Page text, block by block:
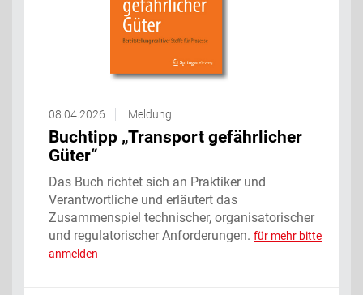
08.04.2026 Meldung
Buchtipp „Transport gefährlicher
Güter“
Das Buch richtet sich an Praktiker und
Verantwortliche und erläutert das
Zusammenspiel technischer, organisatorischer
und regulatorischer Anforderungen. für mehr bitte
anmelden